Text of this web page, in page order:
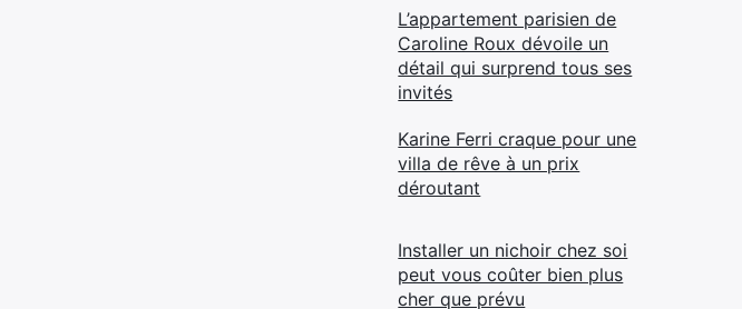
L’appartement parisien de
Caroline Roux dévoile un
détail qui surprend tous ses
invités
Karine Ferri craque pour une
villa de rêve à un prix
déroutant
Installer un nichoir chez soi
peut vous coûter bien plus
cher que prévu